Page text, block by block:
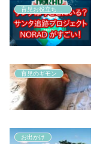
育児のギモン
お出かけ